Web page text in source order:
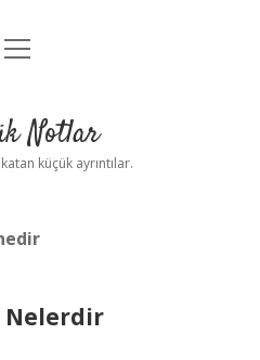
Uyarı
menüyü
Notlar
küçük ayrıntılar.
Nelerdir